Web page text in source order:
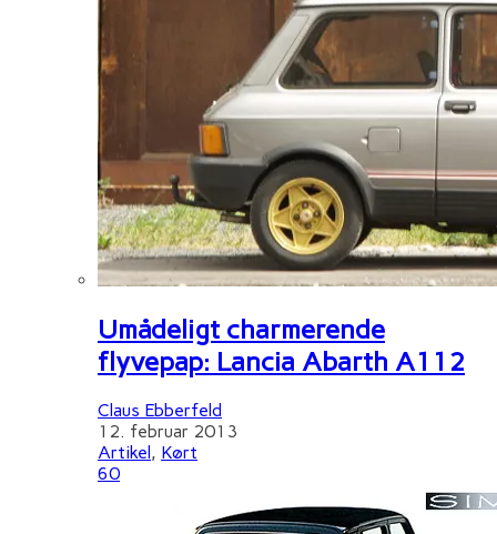
Umådeligt charmerende
flyvepap: Lancia Abarth A112
Claus Ebberfeld
12. februar 2013
Artikel, Kørt
60